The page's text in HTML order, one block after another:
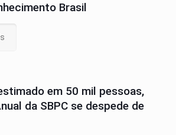
Brasil
em 50 mil pessoas,
da SBPC se despede de